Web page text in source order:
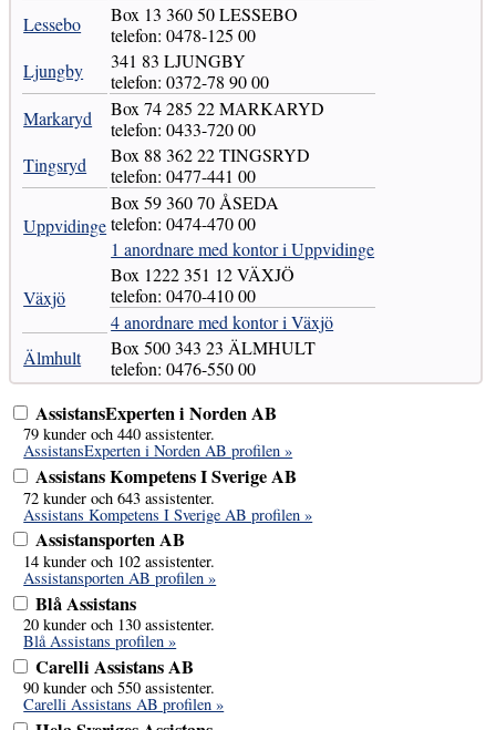
Lessebo
Box 13 360 50 LESSEBO
telefon: 0478-125 00
Ljungby
341 83 LJUNGBY
telefon: 0372-78 90 00
Markaryd
Box 74 285 22 MARKARYD
telefon: 0433-720 00
Tingsryd
Box 88 362 22 TINGSRYD
telefon: 0477-441 00
Uppvidinge
Box 59 360 70 ÅSEDA
telefon: 0474-470 00
1 anordnare med kontor i Uppvidinge
Växjö
Box 1222 351 12 VÄXJÖ
telefon: 0470-410 00
4 anordnare med kontor i Växjö
Älmhult
Box 500 343 23 ÄLMHULT
telefon: 0476-550 00
AssistansExperten i Norden AB
79 kunder och 440 assistenter.
AssistansExperten i Norden AB profilen »
Assistans Kompetens I Sverige AB
72 kunder och 643 assistenter.
Assistans Kompetens I Sverige AB profilen »
Assistansporten AB
14 kunder och 102 assistenter.
Assistansporten AB profilen »
Blå Assistans
20 kunder och 130 assistenter.
Blå Assistans profilen »
Carelli Assistans AB
90 kunder och 550 assistenter.
Carelli Assistans AB profilen »